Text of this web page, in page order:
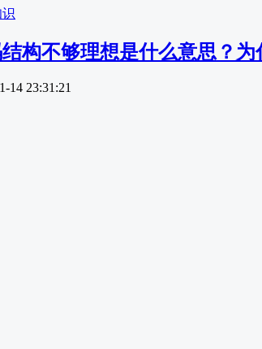
构不够理想是什么意思？
14 23:31:21